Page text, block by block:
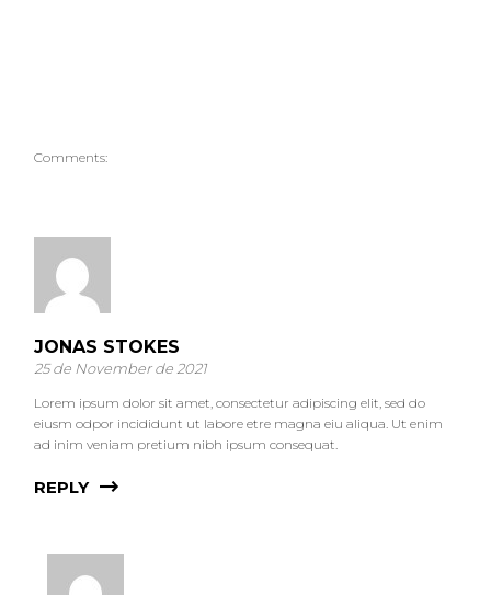
Comments:
JONAS STOKES
25 de November de 2021
Lorem ipsum dolor sit amet, consectetur adipiscing elit, sed do
eiusm odpor incididunt ut labore etre magna eiu aliqua. Ut enim
ad inim veniam pretium nibh ipsum consequat.
REPLY